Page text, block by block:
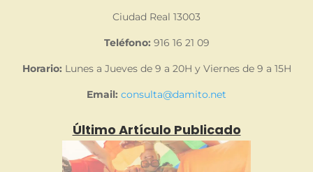
Ciudad Real 13003
Teléfono: 916 16 21 09
Horario: Lunes a Jueves de 9 a 20H y Viernes de 9 a 15H
Email: consulta@damito.net
Último Artículo Publicado